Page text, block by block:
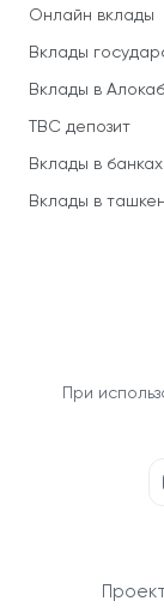
Онлайн вклады
Вклады
Вклады в
TBC депозит
Вклады в
Вклады в
При
Проект